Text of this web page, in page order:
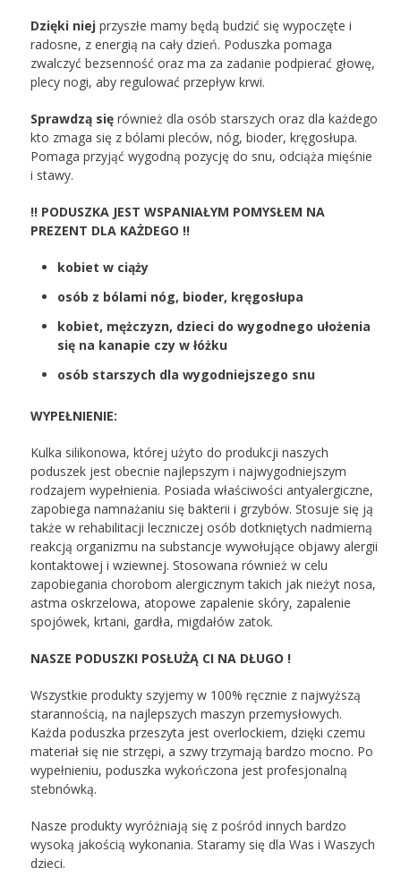
Dzięki niejprzyszłe mamy będą budzić się wypoczęte i
radosne, z energią na cały dzień. Poduszka pomaga
zwalczyć bezsenność oraz ma za zadanie podpierać głowę,
plecy nogi, aby regulować przepływ krwi.
Sprawdzą sięrównież dla osób starszych oraz dla każdego
kto zmaga się z bólami pleców, nóg, bioder, kręgosłupa.
Pomaga przyjąć wygodną pozycję do snu, odciąża mięśnie
i stawy.
!! PODUSZKA JEST WSPANIAŁYM POMYSŁEM NA
PREZENT DLA KAŻDEGO !!
kobiet w ciąży
osób z bólami nóg, bioder, kręgosłupa
kobiet, mężczyzn, dzieci do wygodnego ułożenia
się na kanapie czy w łóżku
osób starszych dla wygodniejszego snu
WYPEŁNIENIE:
Kulka silikonowa, której użyto do produkcji naszych
poduszek jest obecnie najlepszym i najwygodniejszym
rodzajem wypełnienia. Posiada właściwości antyalergiczne,
zapobiega namnażaniu się bakterii i grzybów. Stosuje się ją
także w rehabilitacji leczniczej osób dotkniętych nadmierną
reakcją organizmu na substancje wywołujące objawy alergii
kontaktowej i wziewnej. Stosowana również w celu
zapobiegania chorobom alergicznym takich jak nieżyt nosa,
astma oskrzelowa, atopowe zapalenie skóry, zapalenie
spojówek, krtani, gardła, migdałów zatok.
NASZE PODUSZKI POSŁUŻĄ CI NA DŁUGO !
Wszystkie produkty szyjemy w 100% ręcznie z najwyższą
starannością, na najlepszych maszyn przemysłowych.
Każda poduszka przeszyta jest overlockiem, dzięki czemu
materiał się nie strzępi, a szwy trzymają bardzo mocno. Po
wypełnieniu, poduszka wykończona jest profesjonalną
stebnówką.
Nasze produkty wyróżniają się z pośród innych bardzo
wysoką jakością wykonania. Staramy się dla Was i Waszych
dzieci.